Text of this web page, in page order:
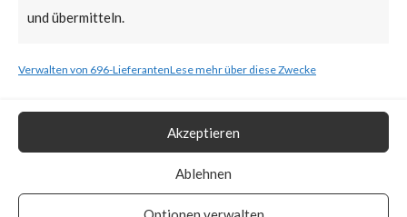
und übermitteln.
Verwalten von 696-LieferantenLese mehr über diese Zwecke
Akzeptieren
Ablehnen
The vendor has released
includes a fix for CVE-2023-
38831.
What FortiGuard Coverage is